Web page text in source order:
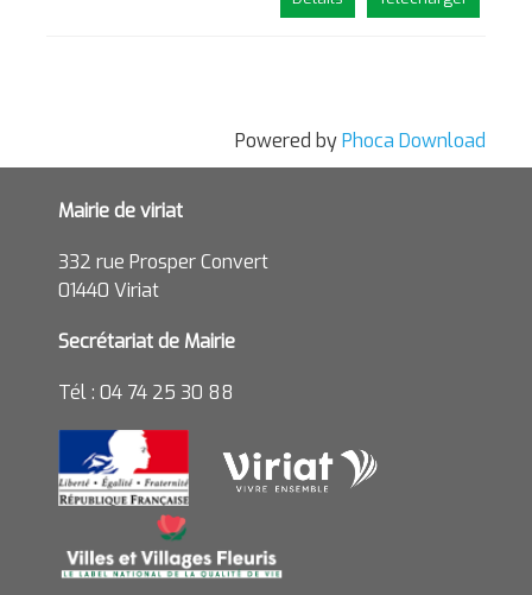
Powered byPhoca Download
Mairie de viriat
332 rue Prosper Convert
01440 Viriat
Secrétariat de Mairie
Tél : 04 74 25 30 88